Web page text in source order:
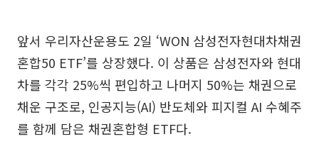
앞서 우리자산운용도 2일 ‘WON 삼성전자현대차채권
혼합50 ETF’를 상장했다. 이 상품은 삼성전자와 현대
차를 각각 25%씩 편입하고 나머지 50%는 채권으로
채운 구조로, 인공지능(AI) 반도체와 피지컬 AI 수혜주
를 함께 담은 채권혼합형 ETF다.